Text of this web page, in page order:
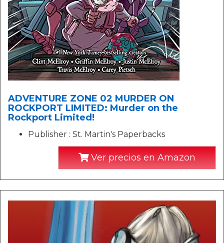
ADVENTURE ZONE 02 MURDER ON
ROCKPORT LIMITED: Murder on the
Rockport Limited!
Publisher : St. Martin's Paperbacks
Ver precios en Amazon